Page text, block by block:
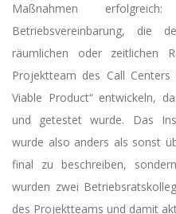
Maßnahmen
Betriebsvereinbarung, die
räumlichen oder zeitlichen
Projektteam des Call
Viable Product“ entwickeln,
und getestet wurde. Das
wurde also anders als sonst
final zu beschreiben,
wurden zwei
des Projektteams und damit